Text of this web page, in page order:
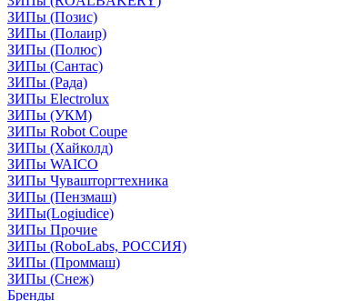
ЗИПы (Позис)
ЗИПы (Полаир)
ЗИПы (Полюс)
ЗИПы (Сантас)
ЗИПы (Рада)
ЗИПы Electrolux
ЗИПы (УКМ)
ЗИПы Robot Coupe
ЗИПы (Хайколд)
ЗИПы WAICO
ЗИПы Чувашторгтехника
ЗИПы (Пензмаш)
ЗИПы(Logiudice)
ЗИПы Прочие
ЗИПы (RoboLabs, РОССИЯ)
ЗИПы (Проммаш)
ЗИПы (Снеж)
Бренды